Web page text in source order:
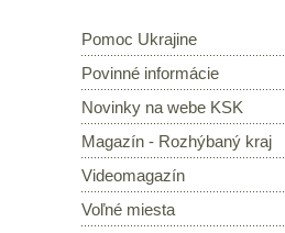
Pomoc Ukrajine
Povinné informácie
Novinky na webe KSK
Magazín - Rozhýbaný kraj
Videomagazín
Voľné miesta